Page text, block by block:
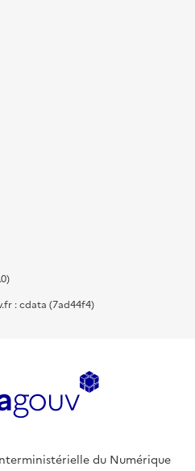
: cdata (7ad44f4)
du Numérique